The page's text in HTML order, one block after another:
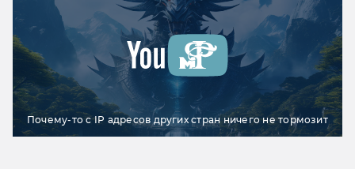
Почему-то с IP адресов других стран ничего не тормозит